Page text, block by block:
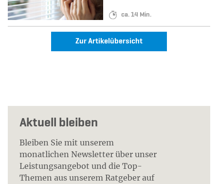
Lesedauer:
ca. 14 Min.
Zur Artikelübersicht
Aktuell bleiben
Bleiben Sie mit unserem
monatlichen Newsletter über unser
Leistungsangebot und die Top-
Themen aus unserem Ratgeber auf